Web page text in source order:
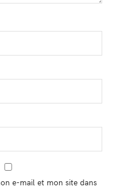
e-mail et mon site dans